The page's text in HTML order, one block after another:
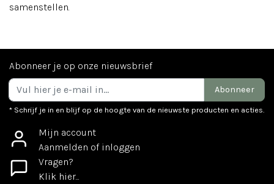
samenstellen.
Abonneer je op onze nieuwsbrief
Abonneer
* Schrijf je in en blijf op de hoogte van de nieuwste producten en acties.
Mijn account
Aanmelden of inloggen
Vragen?
Klik hier...